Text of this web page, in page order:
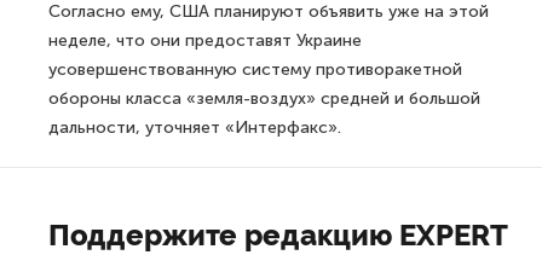
Согласно ему, США планируют объявить уже на этой
неделе, что они предоставят Украине
усовершенствованную систему противоракетной
обороны класса «земля-воздух» средней и большой
дальности, уточняет «Интерфакс».
Поддержите редакцию EXPERT